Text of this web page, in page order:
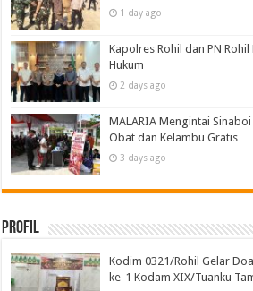
1 day ago
Kapolres Rohil dan PN
Hukum
2 days ago
MALARIA Mengintai
Obat dan Kelambu Gratis
3 days ago
Profil
Kodim 0321/Rohil Gelar
ke-1 Kodam XIX/Tuanku